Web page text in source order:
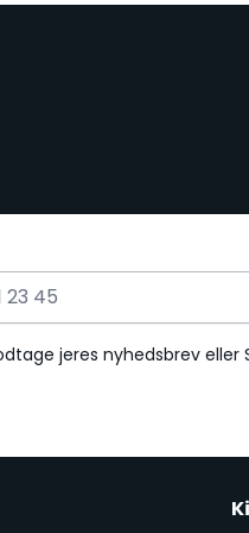
jeres nyhedsbrev eller